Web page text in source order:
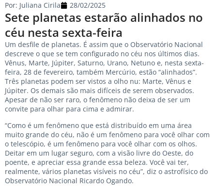
Sete planetas estarão alinhados no
céu nesta sexta-feira
Por: Juliana Cirila 28/02/2025
Um desfile de planetas. É assim que o Observatório Nacional
descreve o que se tem configurado no céu nos últimos dias.
Vênus, Marte, Júpiter, Saturno, Urano, Netuno e, nesta sexta-
feira, 28 de fevereiro, também Mercúrio, estão “alinhados”.
Três planetas podem ser vistos a olho nu: Marte, Vênus e
Júpiter. Os demais são mais difíceis de serem observados.
Apesar de não ser raro, o fenômeno não deixa de ser um
convite para olhar para cima e admirar.
“Como é um fenômeno que está distribuído em uma área
muito grande do céu, não é um fenômeno para você olhar com
o telescópio, é um fenômeno para você olhar com os olhos.
Deitar em um lugar seguro, com a visão livre do Oeste, do
poente, e apreciar essa grande essa beleza. Você vai ter,
realmente, vários planetas visíveis no céu”, diz o astrofísico do
Observatório Nacional Ricardo Ogando.